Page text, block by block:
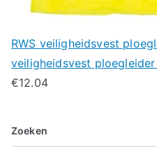
RWS veiligheidsvest
veiligheidsvest ploegleider
€12.04
Zoeken